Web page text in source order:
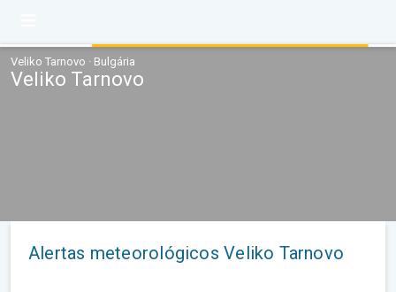
Veliko Tarnovo · Bulgária
Veliko Tarnovo
Alertas meteorológicos Veliko Tarnovo